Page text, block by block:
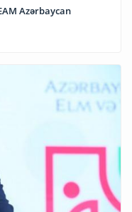
Azərbaycan